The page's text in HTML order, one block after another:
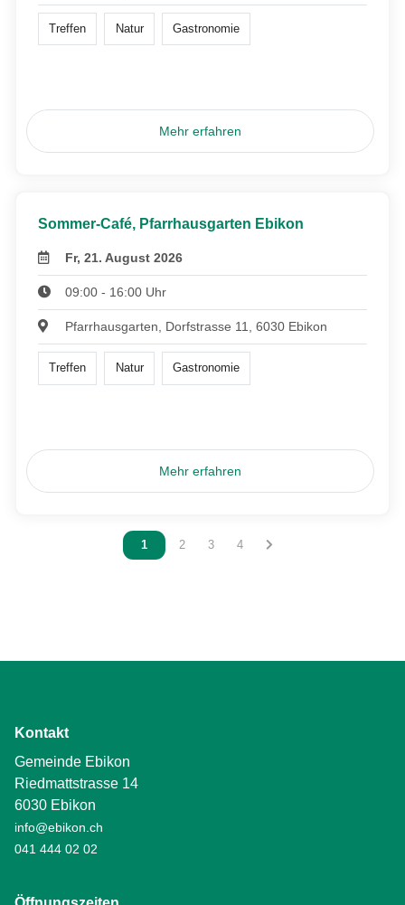
Treffen Natur Gastronomie
Mehr erfahren
Sommer-Café, Pfarrhausgarten Ebikon
Fr, 21. August 2026
09:00 - 16:00 Uhr
Pfarrhausgarten, Dorfstrasse 11, 6030 Ebikon
Treffen Natur Gastronomie
Mehr erfahren
Vous êtes sur la page
1 Vous êtes sur la page
2 Vous êtes sur la page
3 Vous êtes sur la page
4
Kontakt
Gemeinde Ebikon
Riedmattstrasse 14
6030 Ebikon
info@ebikon.ch
041 444 02 02